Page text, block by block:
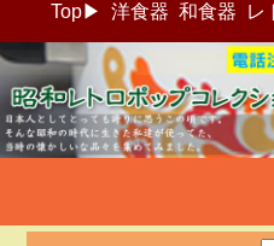
Top▶ 洋食器 和食器 レ
昭和レトロ
貨通販＠